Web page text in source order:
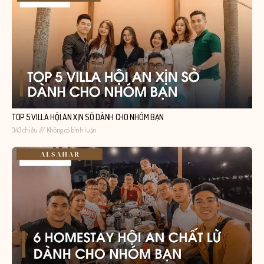
TOP 5 VILLA HỘI AN XỊN SÒ DÀNH CHO NHÓM BẠN
3:43 chiều Không có bình luận